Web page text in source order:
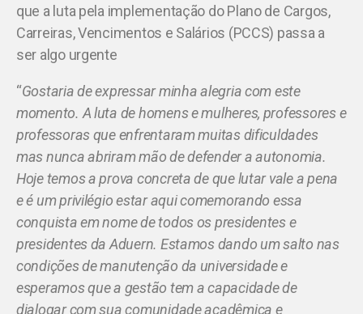
que a luta pela implementação do Plano de Cargos,
Carreiras, Vencimentos e Salários (PCCS) passa a
ser algo urgente
“Gostaria de expressar minha alegria com este
momento. A luta de homens e mulheres, professores e
professoras que enfrentaram muitas dificuldades
mas nunca abriram mão de defender a autonomia.
Hoje temos a prova concreta de que lutar vale a pena
e é um privilégio estar aqui comemorando essa
conquista em nome de todos os presidentes e
presidentes da Aduern. Estamos dando um salto nas
condições de manutenção da universidade e
esperamos que a gestão tem a capacidade de
dialogar com sua comunidade acadêmica e